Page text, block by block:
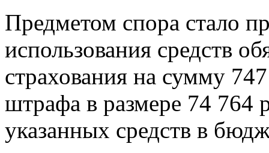
Предметом спора стало
использования средств
страхования на сумму
штрафа в размере 74 764
указанных средств в